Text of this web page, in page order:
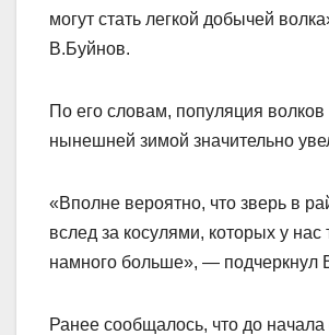
могут стать легкой добычей
В.Буйнов.
По его словам, популяция
нынешней зимой значительно
«Вполне вероятно, что зверь в
вслед за косулями, которых у нас
намного больше», — подчеркнул
Ранее сообщалось, что до